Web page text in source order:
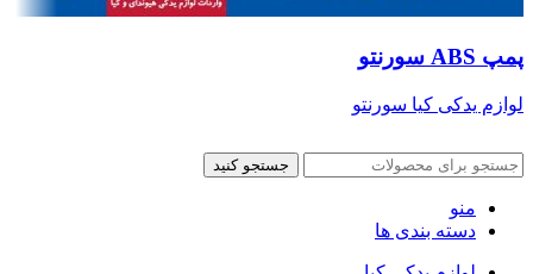
پمپ ABS سورنتو
لوازم یدکی کیا سورنتو
جستجو کنید
منو
دسته بندی ها